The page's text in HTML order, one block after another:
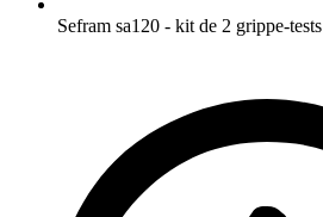
Sefram sa120 - kit de 2 grippe-tests